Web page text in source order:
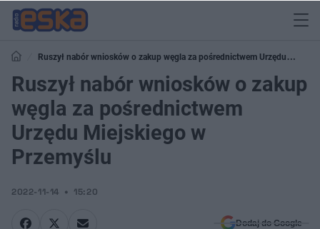
Ruszył nabór wniosków o zakup węgla za pośrednictwem Urzędu
Miejskiego w Przemyślu
Ruszył nabór wniosków o zakup
węgla za pośrednictwem
Urzędu Miejskiego w
Przemyślu
2022-11-14 15:20
Dodaj do Google